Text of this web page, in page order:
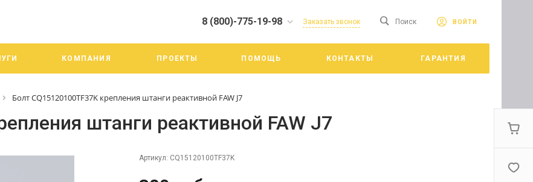
и третьими лицами, для анализа событий на нашем веб-сайте. Продолжая
Более подробные сведения смотрите в Политике конфиденциальности
Принять
8 (800)-775-19-98
г. Челябинск ул. Троицкий
тракт 20А/3
Cб-Вс: Выходной
Заказать звонок Поиск ВОЙТИ
КОМПАНИЯ ПРОЕКТЫ ПОМОЩЬ КОНТАКТЫ ГАРАНТИЯ
Болт CQ15120100TF37K крепления штанги реактивной FAW J7
штанги реактивной FAW J7
Артикул: CQ15120100TF37K